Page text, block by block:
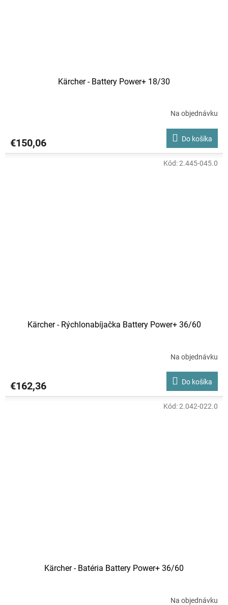
Kärcher - Battery Power+ 18/30
Na objednávku
€150,06 Do košíka
Kärcher - Rýchlonabíjačka Battery Power+ 36/60
Na objednávku
€162,36 Do košíka
Kód:2.445-045.0
Kärcher - Batéria Battery Power+ 36/60
Na objednávku
Kód:2.042-022.0